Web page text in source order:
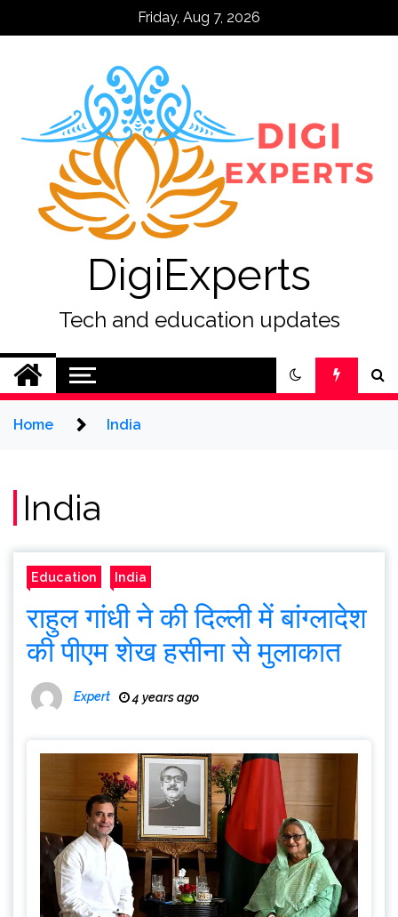
Friday, Aug 7, 2026
DigiExperts
Tech and education updates
Home India
India
Education India
राहुल गांधी ने की दिल्ली में बांग्लादेश
की पीएम शेख हसीना से मुलाकात
Expert 4 years ago